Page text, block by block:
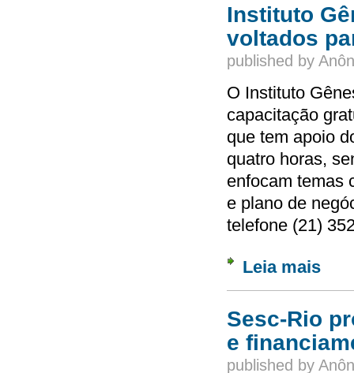
Instituto
voltados
published by
O Instituto
capacitação
que tem apoio
quatro horas,
enfocam temas
e plano de
telefone (21)
Leia mais
Sesc-Rio
e
published by